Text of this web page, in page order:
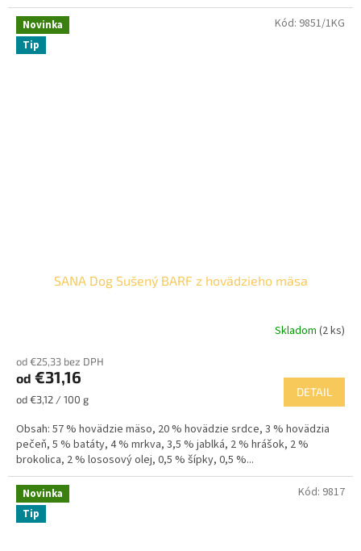
Novinka
Tip
SANA Dog Sušený BARF z hovädzieho mäsa
Skladom (2 ks)
od €25,33 bez DPH
od €31,16
Jednotková
od €3,12 / 100 g
DETAIL
Obsah: 57 % hovädzie mäso, 20 % hovädzie srdce, 3 % hovädzia
pečeň, 5 % batáty, 4 % mrkva, 3,5 % jablká, 2 % hrášok, 2 %
brokolica, 2 % lososový olej, 0,5 % šípky, 0,5 %...
Kód: 9851/1KG
Novinka
Tip
Kód: 9817